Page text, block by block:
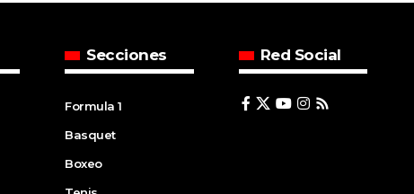
Secciones
Formula 1
Basquet
Boxeo
Red Social